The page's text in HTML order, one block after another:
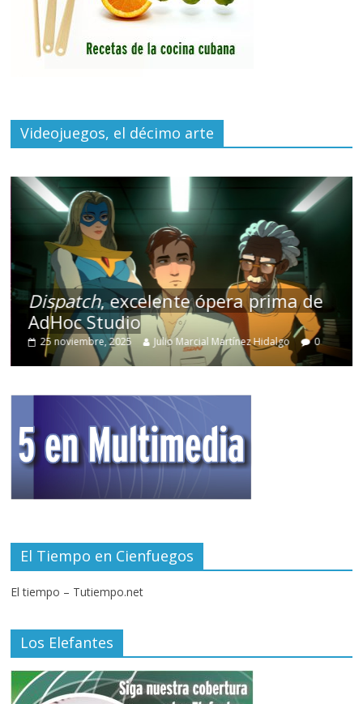
Videojuegos, el décimo arte
Dispatch, excelente ópera prima de
AdHoc Studio
25 noviembre, 2025 Julio Marcial Martínez Hidalgo 0
El Tiempo en Cienfuegos
El tiempo – Tutiempo.net
Los Elefantes